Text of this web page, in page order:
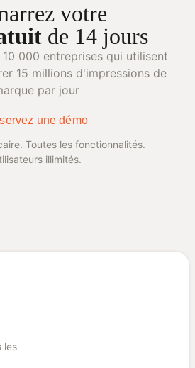
votre
de 14 jours
000 entreprises qui utilisent
15 millions d'impressions de
par jour
une démo
Toutes les fonctionnalités.
illimités.
les